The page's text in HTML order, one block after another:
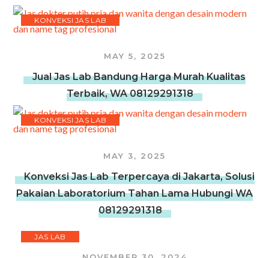
KONVEKSI JAS LAB
MAY 5, 2025
Jual Jas Lab Bandung Harga Murah Kualitas
Terbaik, WA 08129291318
KONVEKSI JAS LAB
MAY 3, 2025
Konveksi Jas Lab Terpercaya di Jakarta, Solusi
Pakaian Laboratorium Tahan Lama Hubungi WA
08129291318
JAS LAB